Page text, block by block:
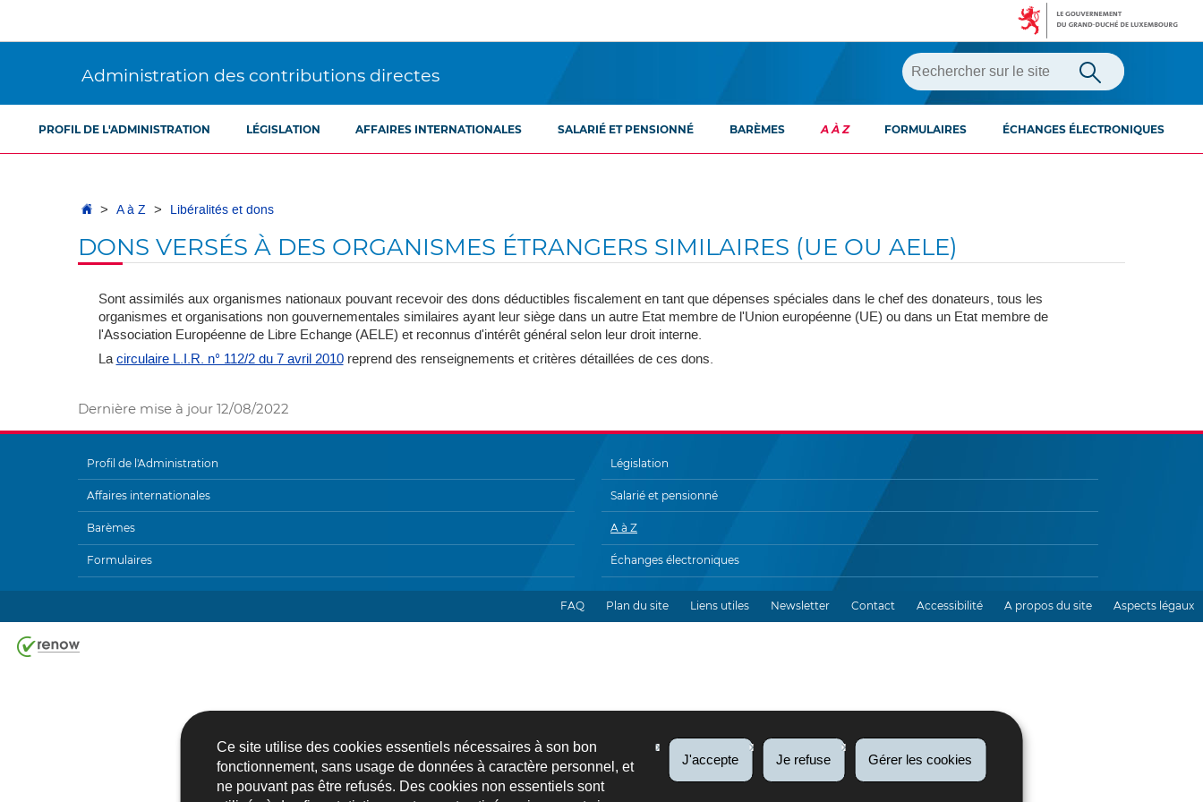
Ce site utilise des cookies essentiels nécessaires à son bon
fonctionnement, sans usage de données à caractère personnel, et
ne pouvant pas être refusés. Des cookies non essentiels sont
J'accepte Je refuse Gérer les cookies
Administration des contributions directes
PROFIL DE L'ADMINISTRATION LÉGISLATION AFFAIRES INTERNATIONALES SALARIÉ ET PENSIONNÉ BARÈMES A À Z FORMULAIRES ÉCHANGES ÉLECTRONIQUES
AccueilA à Z Libéralités et dons
DONS VERSÉS À DES ORGANISMES ÉTRANGERS SIMILAIRES (UE OU AELE)
Sont assimilés aux organismes nationaux pouvant recevoir des dons déductibles fiscalement en tant que dépenses spéciales dans le chef des donateurs, tous les
organismes et organisations non gouvernementales similaires ayant leur siège dans un autre Etat membre de l'Union européenne (UE) ou dans un Etat membre de
l'Association Européenne de Libre Echange (AELE) et reconnus d'intérêt général selon leur droit interne.
Lacirculaire L.I.R. n° 112/2 du 7 avril 2010reprend des renseignements et critères détaillées de ces dons.
Dernière mise à jour 12/08/2022
NAVIGATION
Profil de l'Administration Législation
Affaires internationales Salarié et pensionné
Barèmes A à Z
Formulaires Échanges électroniques
FAQ Plan du site Liens utiles Newsletter Contact Accessibilité A propos du site Aspects légaux